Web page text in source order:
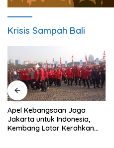
Krisis Sampah Bali
Apel Kebangsaan Jaga
Jakarta untuk Indonesia,
Kembang Latar Kerahkan